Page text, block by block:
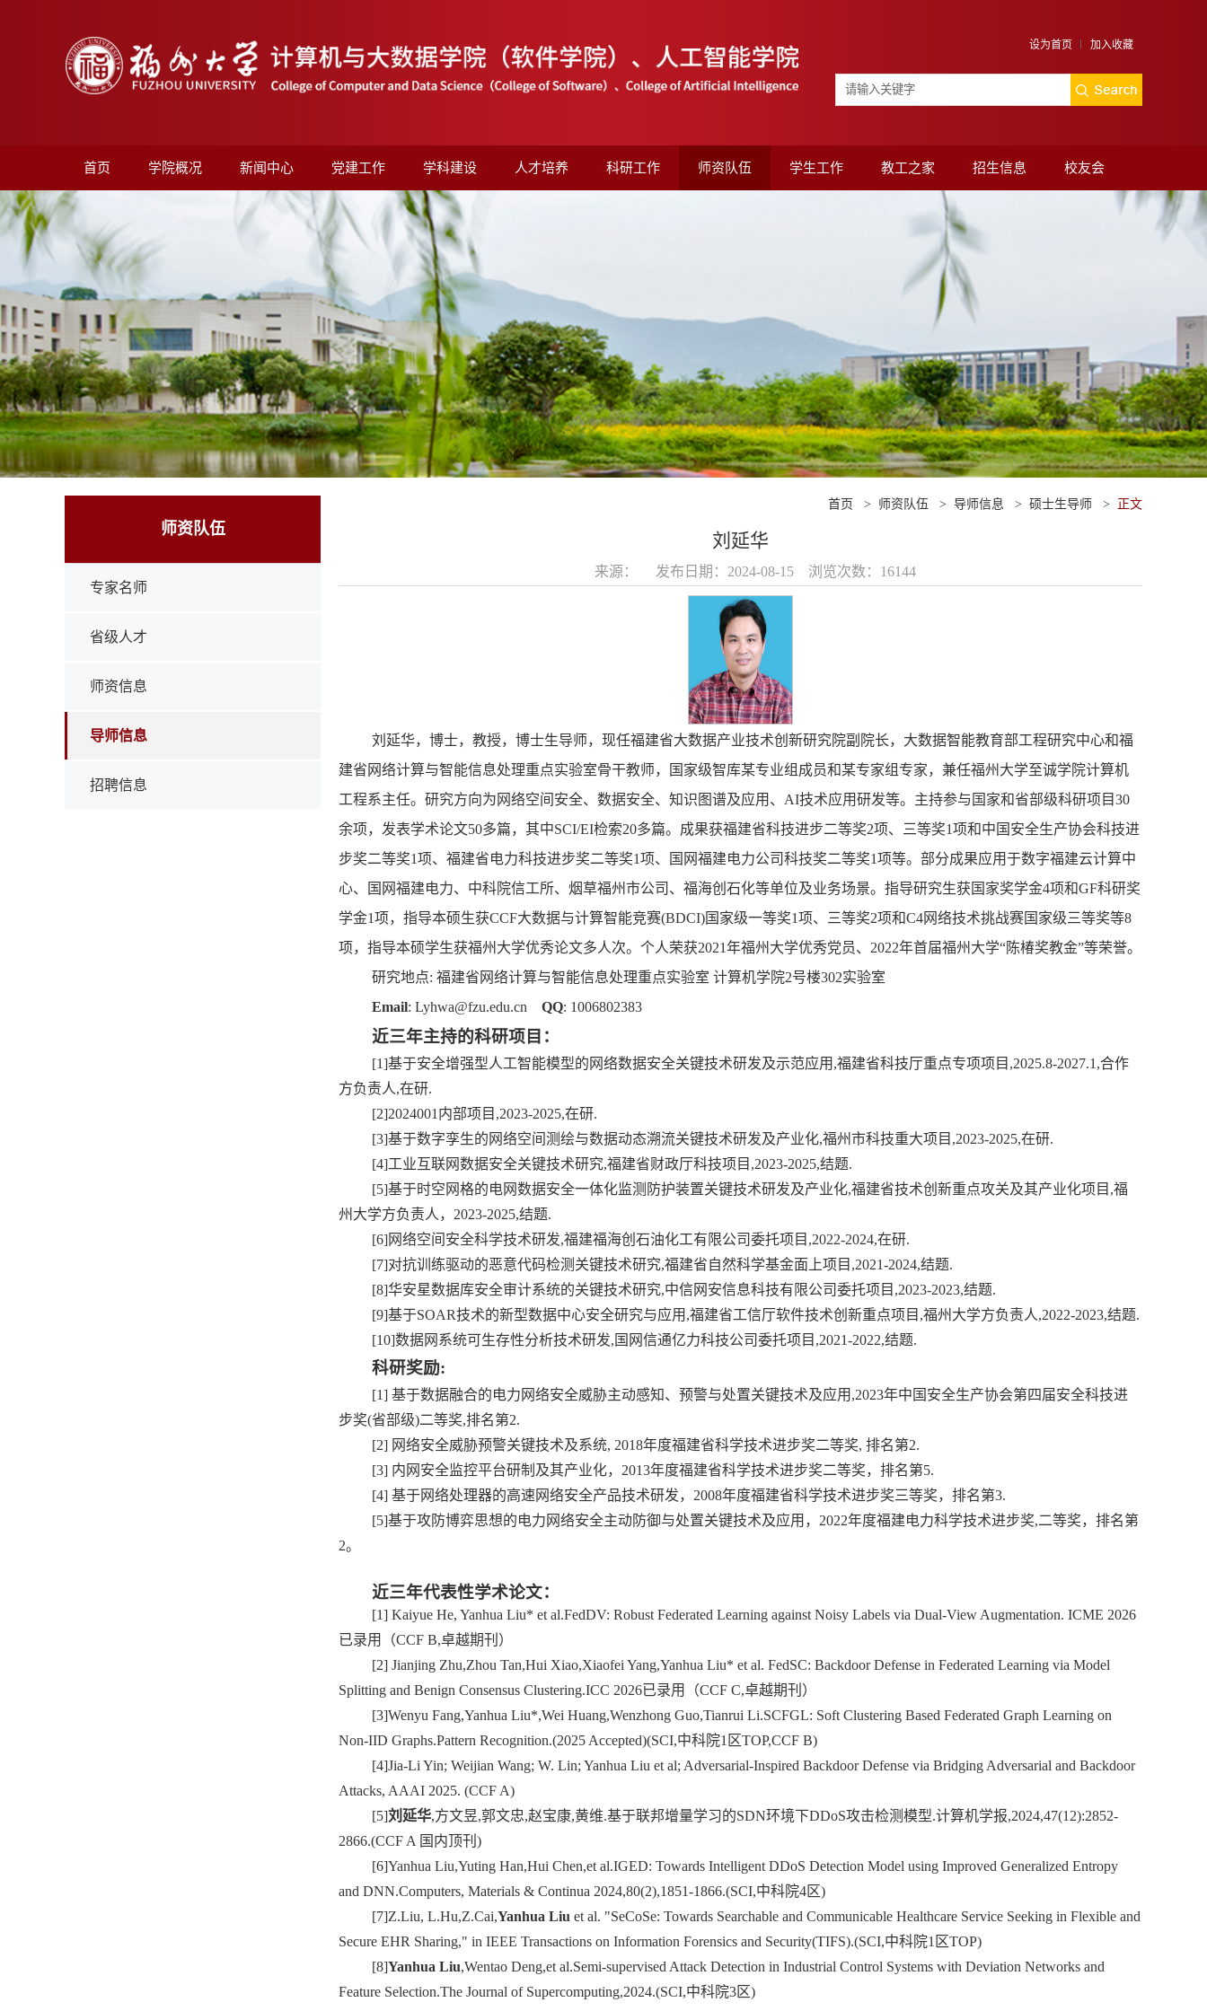
设为首页 加入收藏
首页 学院概况 新闻中心 党建工作 学科建设 人才培养 科研工作 师资队伍 学生工作 教工之家 招生信息 校友会
师资队伍
专家名师
省级人才
师资信息
导师信息
招聘信息
首页 > 师资队伍 > 导师信息 > 硕士生导师 > 正文
刘延华
来源： 发布日期：2024-08-15 浏览次数： 16144
刘延华，博士，教授，博士生导师，现任福建省大数据产业技术创新研究院副院长， 大数据智能教育部工程研究中心和福
建省网络计算与智能信息处理重点实验室骨干教师，国家级智库某专业组成员和某专家组专家， 兼任福州大学至诚学院计算机
工程系主任。研究方向为网络空间安全、数据安全、知识图谱及应用、AI技术应用研发等。主持参与国家和省部级科研项目30
余项，发表学术论文50多篇，其中SCI/EI检索20多篇。成果获福建省科技进步二等奖2项、三等奖1项和中国安全生产协会科技进
步奖二等奖1项、福建省电力科技进步奖二等奖1项、国网福建电力公司科技奖二等奖1项等。 部分成果应用于数字福建云计算中
心、国网福建电力、中科院信工所、烟草福州市公司 、福海创石化等单位及业务场景。指导研究生获国家奖学金4项和GF科研奖
学金1项，指导本硕生获CCF大数据与计算智能竞赛(BDCI)国家级一等奖1项、三等奖2项和C4网络技术挑战赛国家级三等奖等8
项，指导本硕学生获福州大学优秀论文多人次。个人荣获2021年福州大学优秀党员、2022年首届福州大学“陈椿奖教金”等荣誉。
研究地点:福建省网络计算与智能信息处理重点实验室计算机学院2号楼302实验室
Email: Lyhwa@fzu.edu.cn QQ: 1006802383
近三年主持的科研项目：
[1]基于安全增强型人工智能模型的网络数据安全关键技术研发及示范应用,福建省科技厅重点专项项目,2025.8-2027.1,合作
方负责人,在研.
[2]2024001内部项目,2023-2025,在研.
[3]基于数字孪生的网络空间测绘与数据动态溯流关键技术研发及产业化,福州市科技重大项目,2023-2025,在研.
[4]工业互联网数据安全关键技术研究,福建省财政厅科技项目,2023-2025,结题.
[5]基于时空网格的电网数据安全一体化监测防护装置关键技术研发及产业化,福建省技术创新重点攻关及其产业化项目,福
州大学方负责人，2023-2025,结题.
[6]网络空间安全科学技术研发,福建福海创石油化工有限公司委托项目,2022-2024,在研.
[7]对抗训练驱动的恶意代码检测关键技术研究,福建省自然科学基金面上项目,2021-2024,结题.
[8]华安星数据库安全审计系统的关键技术研究,中信网安信息科技有限公司委托项目,2023-2023,结题.
[9]基于SOAR技术的新型数据中心安全研究与应用,福建省工信厅软件技术创新重点项目,福州大学方负责人,2022-2023,结题.
[10]数据网系统可生存性分析技术研发,国网信通亿力科技公司委托项目 ,2021-2022,结题.
科研奖励:
[1] 基于数据融合的电力网络安全威胁主动感知、预警与处置关键技术及应用,2023年中国安全生产协会第四届安全科技进
步奖(省部级)二等奖,排名第2.
[2] 网络安全威胁预警关键技术及系统, 2018年度福建省科学技术进步奖二等奖, 排名第2.
[3] 内网安全监控平台研制及其产业化，2013年度福建省科学技术进步奖二等奖，排名第5.
[4] 基于网络处理器的高速网络安全产品技术研发，2008年度福建省科学技术进步奖三等奖，排名第3.
[5]基于攻防博弈思想的电力网络安全主动防御与处置关键技术及应用，2022年度福建电力科学技术进步奖,二等奖，排名第
2。
近三年代表性学术论文：
[1] Kaiyue He, Yanhua Liu* et al.FedDV: Robust Federated Learning against Noisy Labels via Dual-View Augmentation. ICME 2026
已录用（CCF B,卓越期刊）
[2] Jianjing Zhu,Zhou Tan,Hui Xiao,Xiaofei Yang,Yanhua Liu* et al. FedSC: Backdoor Defense in Federated Learning via Model
Splitting and Benign Consensus Clustering.ICC 2026已录用（CCF C,卓越期刊）
[3]Wenyu Fang,Yanhua Liu*,Wei Huang,Wenzhong Guo,Tianrui Li.SCFGL: Soft Clustering Based Federated Graph Learning on
Non-IID Graphs.Pattern Recognition.(2025 Accepted)(SCI,中科院1区TOP,CCF B)
[4]Jia-Li Yin; Weijian Wang; W. Lin; Yanhua Liu et al; Adversarial-Inspired Backdoor Defense via Bridging Adversarial and Backdoor
Attacks, AAAI 2025. (CCF A)
[5]刘延华,方文昱,郭文忠,赵宝康,黄维.基于联邦增量学习的SDN环境下DDoS攻击检测模型.计算机学报,2024,47(12):2852-
2866.(CCF A 国内顶刊)
[6]Yanhua Liu,Yuting Han,Hui Chen,et al.IGED: Towards Intelligent DDoS Detection Model using Improved Generalized Entropy
and DNN.Computers, Materials & Continua 2024,80(2),1851-1866.(SCI,中科院4区)
[7]Z.Liu, L.Hu,Z.Cai,Yanhua Liuet al. "SeCoSe: Towards Searchable and Communicable Healthcare Service Seeking in Flexible and
Secure EHR Sharing," in IEEE Transactions on Information Forensics and Security(TIFS).(SCI,中科院1区TOP)
[8]Yanhua Liu,Wentao Deng,et al.Semi-supervised Attack Detection in Industrial Control Systems with Deviation Networks and
Feature Selection.The Journal of Supercomputing,2024.(SCI,中科院3区)